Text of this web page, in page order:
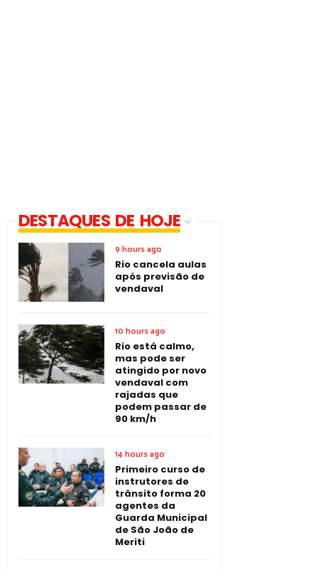
DESTAQUES DE HOJE
9 hours ago
Rio cancela aulas
após previsão de
vendaval
10 hours ago
Rio está calmo,
mas pode ser
atingido por novo
vendaval com
rajadas que
podem passar de
90 km/h
14 hours ago
Primeiro curso de
instrutores de
trânsito forma 20
agentes da
Guarda Municipal
de São João de
Meriti